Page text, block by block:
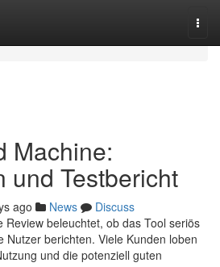
Machine:
und Testbericht
ago News
Discuss
Review beleuchtet, ob das Tool seriös
Nutzer berichten. Viele Kunden loben
und die potenziell guten